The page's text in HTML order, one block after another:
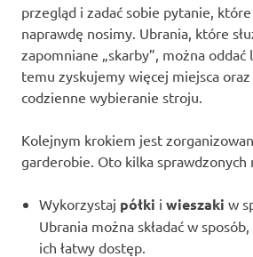
przegląd i zadać sobie pytanie,
naprawdę nosimy. Ubrania, które
zapomniane „skarby”, można oddać
temu zyskujemy więcej miejsca
codzienne wybieranie stroju.
Kolejnym krokiem jest
garderobie. Oto kilka sprawdzonych
Wykorzystaj półki i wieszaki w
Ubrania można składać w
ich łatwy dostęp.